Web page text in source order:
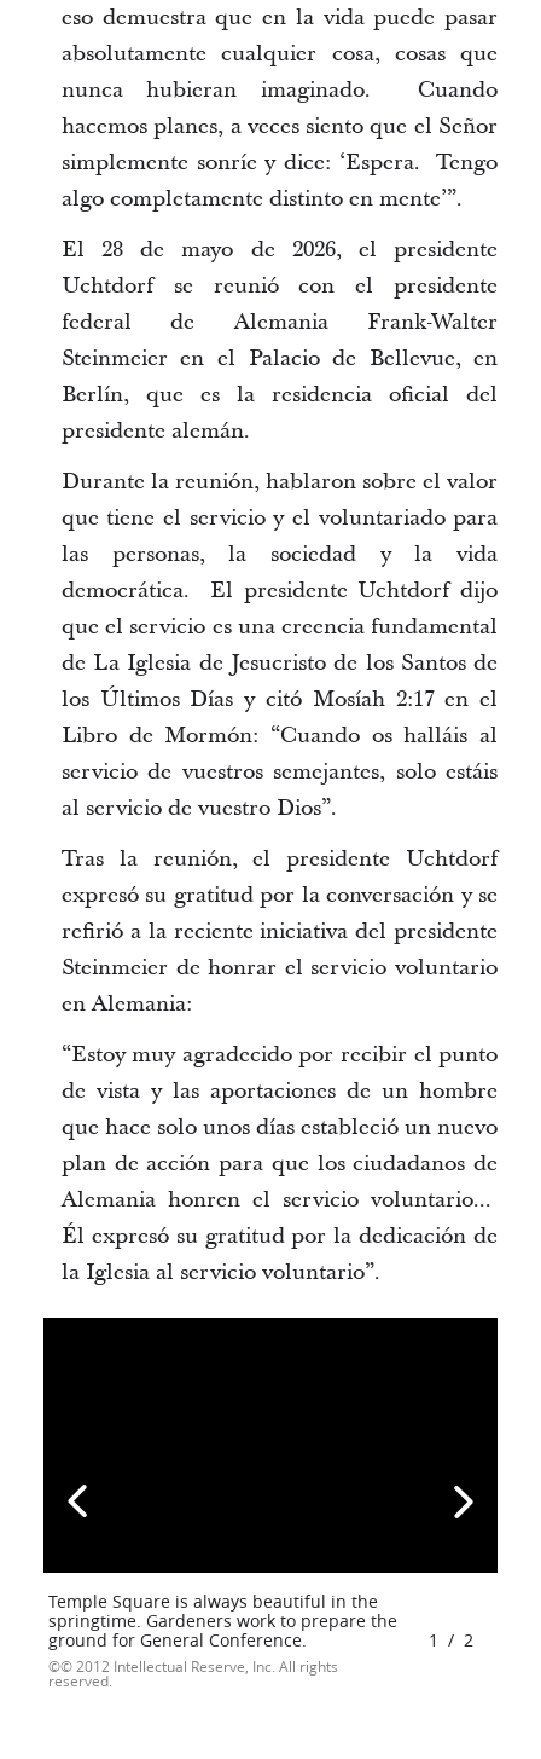
eso demuestra que en la vida puede pasar
absolutamente cualquier cosa, cosas que
nunca hubieran imaginado. Cuando
hacemos planes, a veces siento que el Señor
simplemente sonríe y dice: ‘Espera. Tengo
algo completamente distinto en mente’”.
El 28 de mayo de 2026, el presidente
Uchtdorf se reunió con el presidente
federal de Alemania Frank-Walter
Steinmeier en el Palacio de Bellevue, en
Berlín, que es la residencia oficial del
presidente alemán.
Durante la reunión, hablaron sobre el valor
que tiene el servicio y el voluntariado para
las personas, la sociedad y la vida
democrática. El presidente Uchtdorf dijo
que el servicio es una creencia fundamental
de La Iglesia de Jesucristo de los Santos de
los Últimos Días y citó Mosíah 2:17 en el
Libro de Mormón: “Cuando os halláis al
servicio de vuestros semejantes, solo estáis
al servicio de vuestro Dios”.
Tras la reunión, el presidente Uchtdorf
expresó su gratitud por la conversación y se
refirió a la reciente iniciativa del presidente
Steinmeier de honrar el servicio voluntario
en Alemania:
“Estoy muy agradecido por recibir el punto
de vista y las aportaciones de un hombre
que hace solo unos días estableció un nuevo
plan de acción para que los ciudadanos de
Alemania honren el servicio voluntario...
Él expresó su gratitud por la dedicación de
la Iglesia al servicio voluntario”.
Temple Square is always beautiful in the
springtime. Gardeners work to prepare the
ground for General Conference.
© 2012 Intellectual Reserve, Inc. All rights
reserved.
1 / 2